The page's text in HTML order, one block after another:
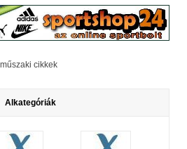
műszaki cikkek
Alkategóriák